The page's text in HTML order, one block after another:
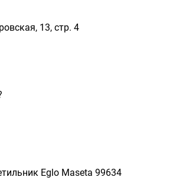
13, стр. 4
Eglo Maseta 99634